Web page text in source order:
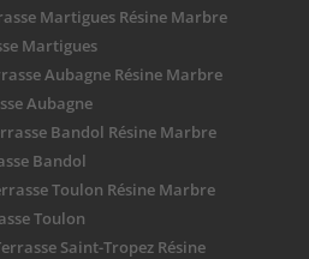
Martigues Résine Marbre
Martigues
Aubagne Résine Marbre
Aubagne
Bandol Résine Marbre
Bandol
Toulon Résine Marbre
Toulon
Saint-Tropez Résine